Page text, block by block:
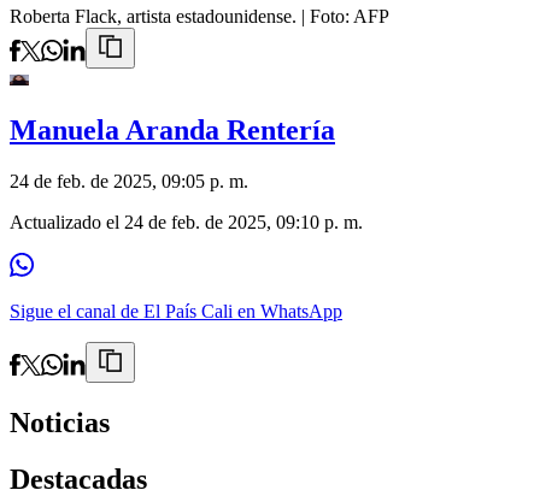
Roberta Flack, artista estadounidense. | Foto: AFP
Manuela Aranda Rentería
24 de feb. de 2025, 09:05 p. m.
Actualizado el 24 de feb. de 2025, 09:10 p. m.
Sigue el canal de El País Cali en WhatsApp
Noticias
Destacadas